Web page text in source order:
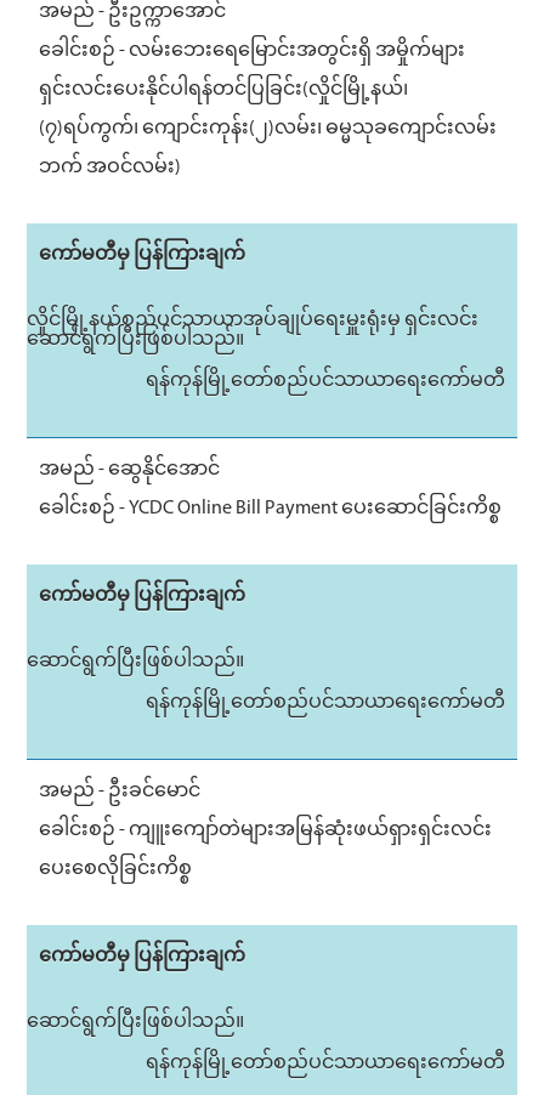
အမည် - ဦးဥက္ကာအောင်
ခေါင်းစဉ် - လမ်းဘေးရေမြောင်းအတွင်းရှိ အမှိုက်များ
ရှင်းလင်းပေးနိုင်ပါရန်တင်ပြခြင်း(လှိုင်မြို့နယ်၊
(၇)ရပ်ကွက်၊ ကျောင်းကုန်း(၂)လမ်း၊ ဓမ္မသုခကျောင်းလမ်း
ဘက် အဝင်လမ်း)
ကော်မတီမှ ပြန်ကြားချက်
လှိုင်မြို့နယ်စည်ပင်သာယာအုပ်ချုပ်ရေးမှူးရုံးမှ ရှင်းလင်း
ဆောင်ရွက်ပြီးဖြစ်ပါသည်။
ရန်ကုန်မြို့တော်စည်ပင်သာယာရေးကော်မတီ
အမည် - ဆွေနိုင်အောင်
ခေါင်းစဉ် - YCDC Online Bill Payment ပေးဆောင်ခြင်းကိစ္စ
ကော်မတီမှ ပြန်ကြားချက်
ဆောင်ရွက်ပြီးဖြစ်ပါသည်။
ရန်ကုန်မြို့တော်စည်ပင်သာယာရေးကော်မတီ
အမည် - ဦးခင်မောင်
ခေါင်းစဉ် - ကျူးကျော်တဲများအမြန်ဆုံးဖယ်ရှားရှင်းလင်း
ပေးစေလိုခြင်းကိစ္စ
ကော်မတီမှ ပြန်ကြားချက်
ဆောင်ရွက်ပြီးဖြစ်ပါသည်။
ရန်ကုန်မြို့တော်စည်ပင်သာယာရေးကော်မတီ